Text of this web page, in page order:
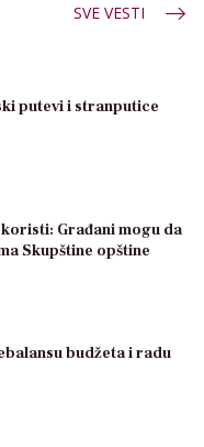
SVE VESTI
putevi i stranputice
Građani mogu da
Skupštine opštine
budžeta i radu